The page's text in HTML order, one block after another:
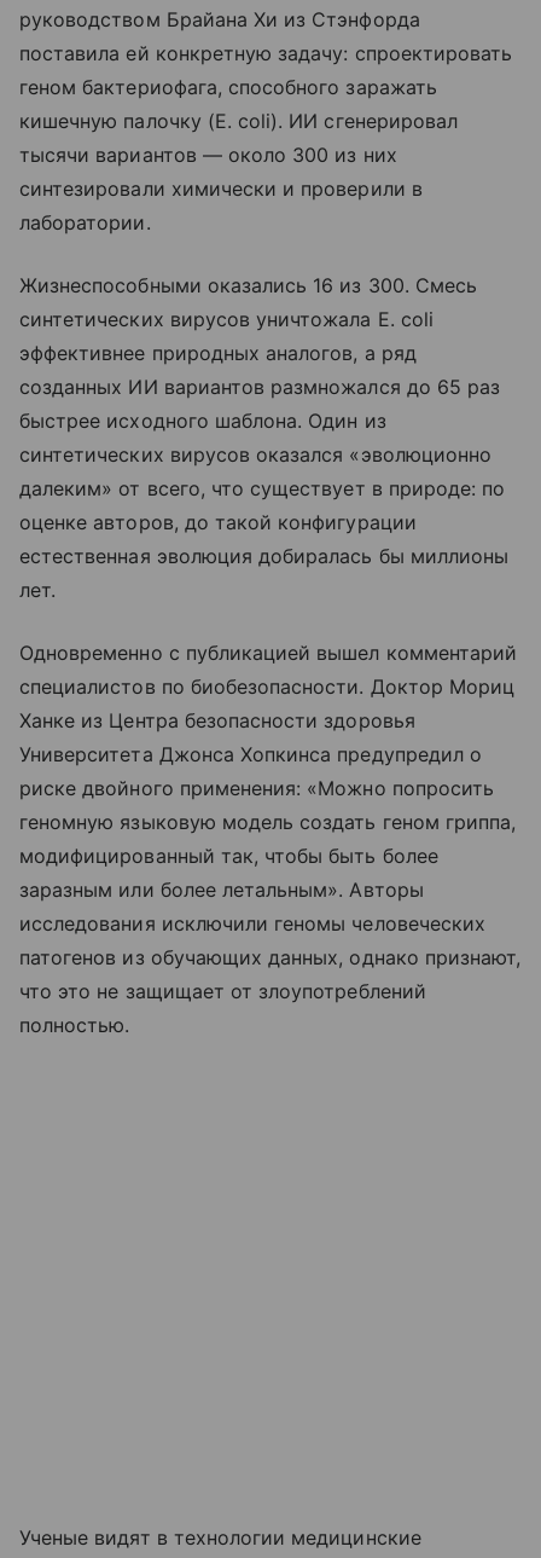
руководством Брайана Хи из Стэнфорда
поставила ей конкретную задачу: спроектировать
геном бактериофага, способного заражать
кишечную палочку (E. coli). ИИ сгенерировал
тысячи вариантов — около 300 из них
синтезировали химически и проверили в
лаборатории.
Жизнеспособными оказались 16 из 300. Смесь
синтетических вирусов уничтожала E. coli
эффективнее природных аналогов, а ряд
созданных ИИ вариантов размножался до 65 раз
быстрее исходного шаблона. Один из
синтетических вирусов оказался «эволюционно
далеким» от всего, что существует в природе: по
оценке авторов, до такой конфигурации
естественная эволюция добиралась бы миллионы
лет.
Одновременно с публикацией вышел комментарий
специалистов по биобезопасности. Доктор Мориц
Ханке из Центра безопасности здоровья
Университета Джонса Хопкинса предупредил о
риске двойного применения: «Можно попросить
геномную языковую модель создать геном гриппа,
модифицированный так, чтобы быть более
заразным или более летальным». Авторы
исследования исключили геномы человеческих
патогенов из обучающих данных, однако признают,
что это не защищает от злоупотреблений
полностью.
Ученые видят в технологии медицинские